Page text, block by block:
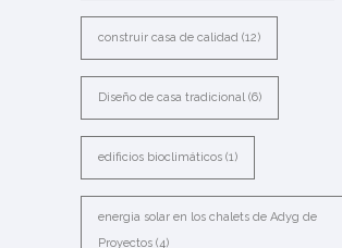
construir casa de calidad (12)
Diseño de casa tradicional (6)
edificios bioclimáticos (1)
energia solar en los chalets de Adyg de
Proyectos (4)